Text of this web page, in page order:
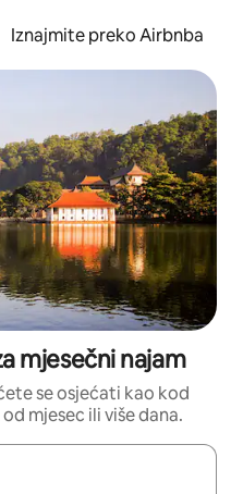
Iznajmite preko Airbnba
mjesečni najam
se osjećati kao kod
mjesec ili više dana.
moći ćete ih pregledati